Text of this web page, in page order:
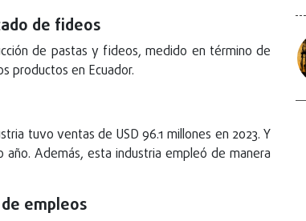
de fideos
de pastas y fideos, medido en término de
productos en Ecuador.
tuvo ventas de USD 96.1 millones en 2023. Y
Además, esta industria empleó de manera
empleos